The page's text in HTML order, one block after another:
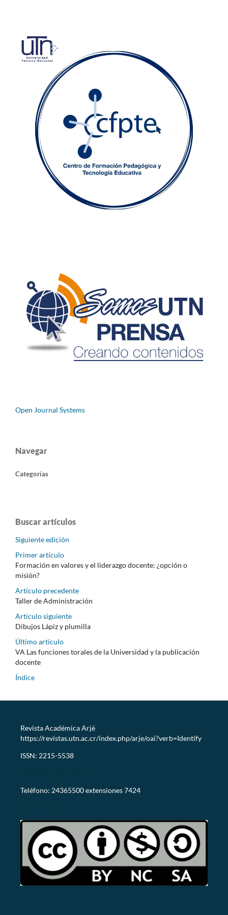
Open Journal Systems
Navegar
Categorías
Buscar artículos
Siguiente edición
Primer artículo
Formación en valores y el liderazgo docente: ¿opción o
misión?
Artículo precedente
Taller de Administración
Artículo siguiente
Dibujos Lápiz y plumilla
Último artículo
VA Las funciones torales de la Universidad y la publicación
docente
Índice
Revista Académica Arjé
https://revistas.utn.ac.cr/index.php/arje/oai?verb=Identify
ISSN: 2215-5538
Teléfono: 24365500 extensiones 7424